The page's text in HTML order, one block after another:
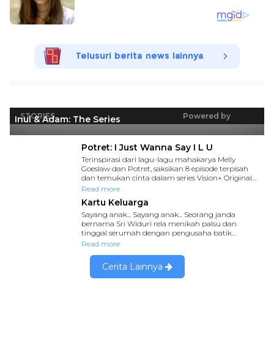
Telusuri berita news lainnya